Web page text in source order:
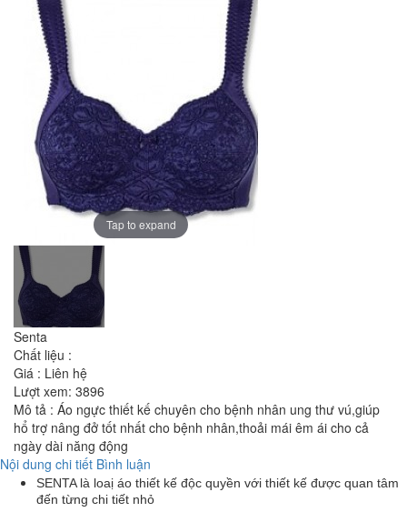
Tap to expand
Senta
Chất liệu :
Giá : Liên hệ
Lượt xem: 3896
Mô tả : Áo ngực thiết kế chuyên cho bệnh nhân ung thư vú,giúp
hổ trợ nâng đở tốt nhất cho bệnh nhân,thoải mái êm ái cho cả
ngày dài năng động
Nội dung chi tiết Bình luận
SENTA là loaị áo thiết kế độc quyền với thiết kế được quan tâm
đến từng chi tiết nhỏ